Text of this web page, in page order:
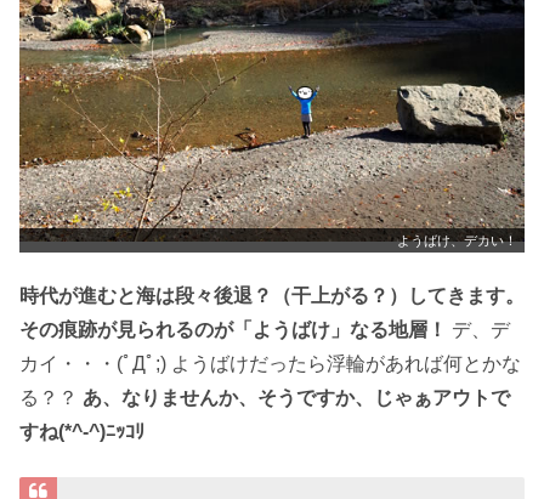
ようばけ、デカい！
時代が進むと海は段々後退？（干上がる？）してきます。
その痕跡が見られるのが「ようばけ」なる地層！
デ、デ
カイ・・・(ﾟДﾟ;) ようばけだったら浮輪があれば何とかな
る？？ あ、なりませんか、そうですか、じゃぁアウトで
すね(*^-^)ﾆｯｺﾘ